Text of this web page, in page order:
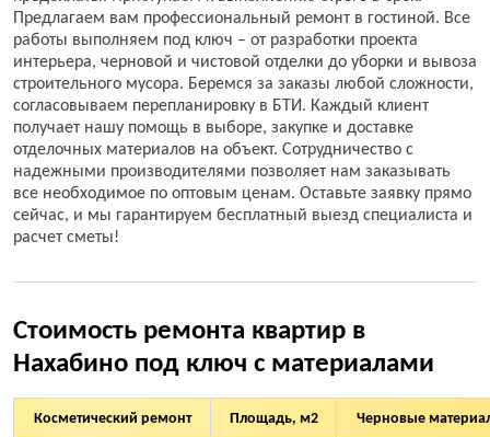
Предлагаем вам профессиональный ремонт в гостиной. Все
работы выполняем под ключ – от разработки проекта
интерьера, черновой и чистовой отделки до уборки и вывоза
строительного мусора. Беремся за заказы любой сложности,
согласовываем перепланировку в БТИ. Каждый клиент
получает нашу помощь в выборе, закупке и доставке
отделочных материалов на объект. Сотрудничество с
надежными производителями позволяет нам заказывать
все необходимое по оптовым ценам. Оставьте заявку прямо
сейчас, и мы гарантируем бесплатный выезд специалиста и
расчет сметы!
Стоимость ремонта квартир в
Нахабино под ключ с материалами
Косметический ремонт Площадь, м2 Черновые